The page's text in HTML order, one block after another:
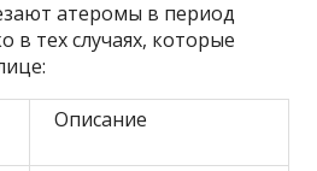
атеромы в период
в тех случаях, которые
Описание